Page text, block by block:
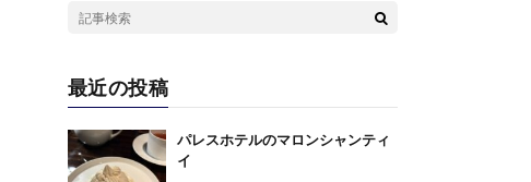
最近の投稿
パレスホテルのマロンシャンティ
イ